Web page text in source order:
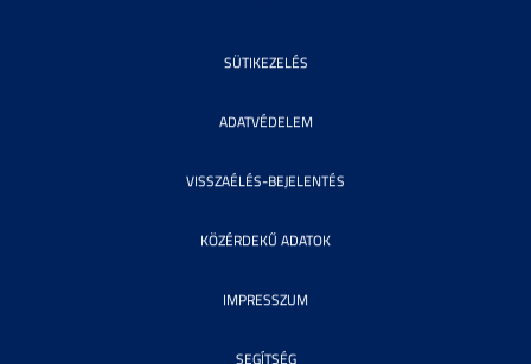
SÜTIKEZELÉS
ADATVÉDELEM
VISSZAÉLÉS-BEJELENTÉS
KÖZÉRDEKŰ ADATOK
IMPRESSZUM
SEGÍTSÉG